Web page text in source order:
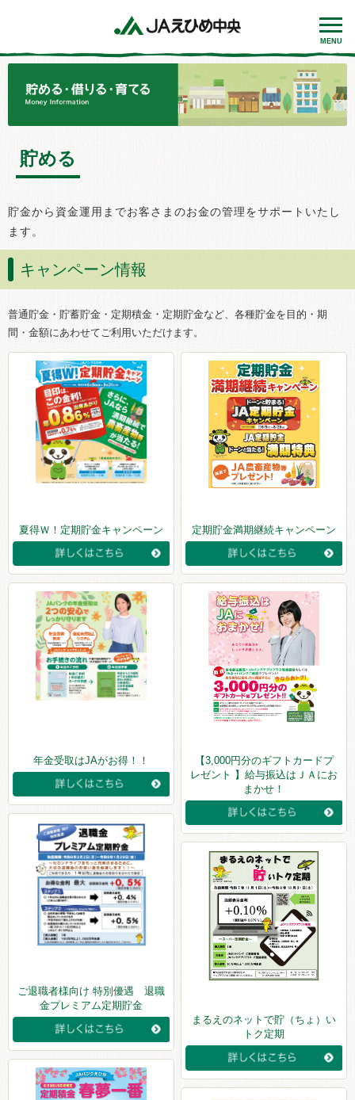
MENU
貯める
貯金から資金運用までお客さまのお金の管理をサポートいたし
ます。
キャンペーン情報
普通貯金・貯蓄貯金・定期積金・定期貯金など、各種貯金を目的・期
間・金額にあわせてご利用いただけます。
夏得Ｗ！定期貯金キャンペーン 定期貯金満期継続キャンペーン
年金受取はJAがお得！！
【3,000円分のギフトカードプ
レゼント 】給与振込はＪＡにお
まかせ！
ご退職者様向け 特別優遇 退職
金プレミアム定期貯金
まるえのネットで貯（ちょ）い
トク定期